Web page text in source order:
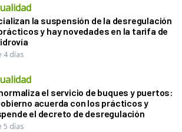
la suspensión de la desregulación
y hay novedades en la tarifa de
4 días
el servicio de buques y puertos:
acuerda con los prácticos y
el decreto de desregulación
5 días